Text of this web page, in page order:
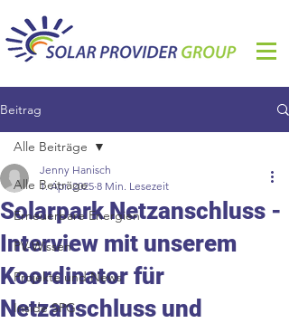
Beitrag
Alle Beiträge
Erneuerbare Energien
PV-Wissen
Projekte und News
Inside SPG
Alle Beiträge
Solarpark Netzanschluss -
Interview mit unserem
Koordinator für
Netzanschluss und
Jenny Hanisch
1. Apr. 2025 8 Min. Lesezeit